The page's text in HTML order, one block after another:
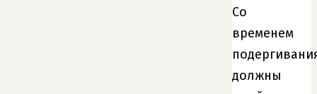
Со
временем
должны